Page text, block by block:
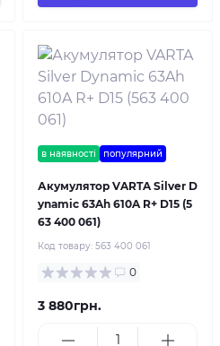
в наявності популярний
Акумулятор VARTA Silver D
ynamic 63Ah 610A R+ D15 (5
63 400 061)
Код товару: 563 400 061
0
3 880грн.